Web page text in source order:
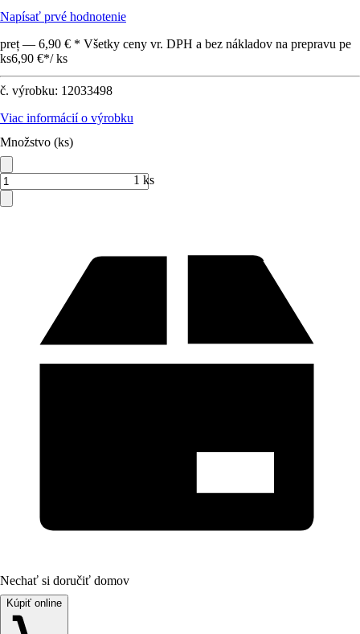
Napísať prvé hodnotenie
preț — 6,90 € * Všetky ceny vr. DPH a bez nákladov na prepravu pe
ks6,90 €*/ ks
č. výrobku: 12033498
Viac informácií o výrobku
Množstvo (ks)
1 ks
Nechať si doručiť domov
Kúpiť online